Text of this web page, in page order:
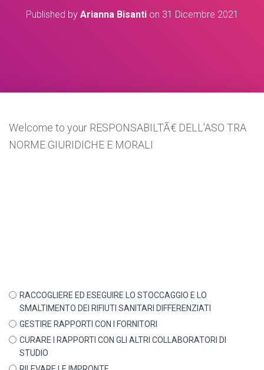
Published by Arianna Bisantion 31 Dicembre 2021
Welcome to your RESPONSABILTÃ€ DELL'ASO TRA
NORME GIURIDICHE E MORALI
RACCOGLIERE ED ESEGUIRE LO STOCCAGGIO E LO
SMALTIMENTO DEI RIFIUTI SANITARI DIFFERENZIATI
GESTIRE RAPPORTI CON I FORNITORI
CURARE I RAPPORTI CON GLI ALTRI COLLABORATORI DI
STUDIO